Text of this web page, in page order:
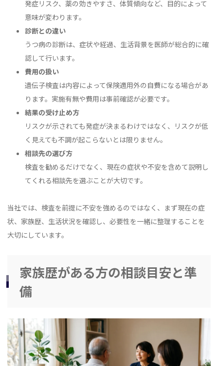
発症リスク、薬の効きやすさ、体質傾向など、目的によって
意味が変わります。
診断との違い
うつ病の診断は、症状や経過、生活背景を医師が総合的に確
認して行います。
費用の扱い
遺伝子検査は内容によって保険適用外の自費になる場合があ
ります。実施有無や費用は事前確認が必要です。
結果の受け止め方
リスクが示されても発症が決まるわけではなく、リスクが低
く見えても不調が起こらないとは限りません。
相談先の選び方
検査を勧めるだけでなく、現在の症状や不安を含めて説明し
てくれる相談先を選ぶことが大切です。
当社では、検査を前提に不安を強めるのではなく、まず現在の症
状、家族歴、生活状況を確認し、必要性を一緒に整理することを
大切にしています。
家族歴がある方の相談目安と準
備